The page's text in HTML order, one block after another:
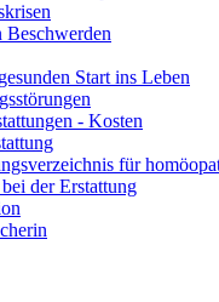
Beschwerden
Start ins Leben
- Kosten
für
der Erstattung